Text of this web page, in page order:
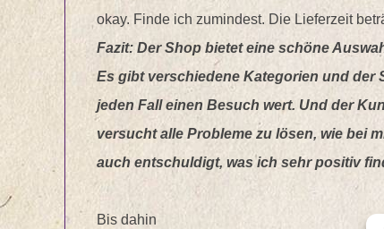
okay. Finde ich zumindest. Die Lieferzeit
Fazit: Der Shop bietet eine schöne
Es gibt verschiedene Kategorien und der
jeden Fall einen Besuch wert. Und der
versucht alle Probleme zu lösen, wie bei
auch entschuldigt, was ich sehr positiv
Bis dahin